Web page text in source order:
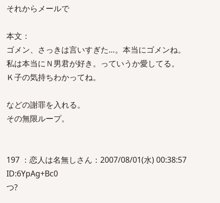
それからメールで
本文：
ゴメン、さっきは言いすぎた…。本当にゴメンね。
私は本当にＮ男君が好き。っていうか愛してる。
Ｋ子の気持ちわかってね。
などの謝罪を入れる。
その無限ループ。
197 ：恋人は名無しさん：2007/08/01(水) 00:38:57
ID:6YpAg+Bc0
つ?